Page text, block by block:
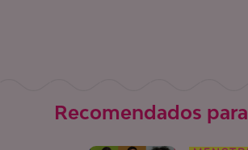
Recomendados